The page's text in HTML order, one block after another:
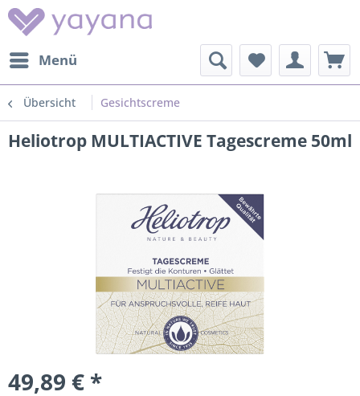
Menü
Übersicht Gesichtscreme
Heliotrop MULTIACTIVE Tagescreme 50ml
49,89 € *